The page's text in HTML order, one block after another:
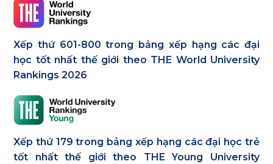
Xếp thứ 601-800 trong bảng xếp hạng các đại
học tốt nhất thế giới theo THE World University
Rankings 2026
Xếp thứ 179 trong bảng xếp hạng các đại học trẻ
tốt nhất thế giới theo THE Young University